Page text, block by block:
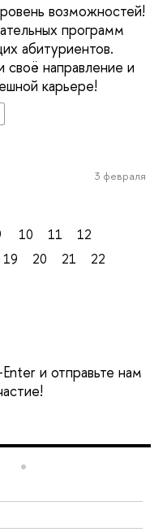
возможностей!
программ
абитуриентов.
своё направление и
карьере!
3 февраля
10 11
12
19 20 21
22
и отправьте нам